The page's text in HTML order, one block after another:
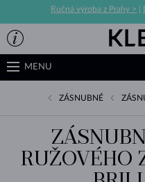
Ručná výroba z Prahy >
MENU
ZÁSNUBNÉ
RUŽOVÉHO